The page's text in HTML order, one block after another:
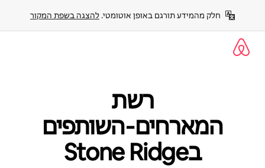
חלק מהמידע תורגם באופן אוטומטי. להצגה בשפת המקור
רשת
המארחים‑השותפים
בStone Ridge